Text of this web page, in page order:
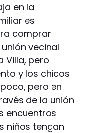
en la
es
comprar
vecinal
Villa, pero
y los chicos
pero en
de la unión
encuentros
niños tengan